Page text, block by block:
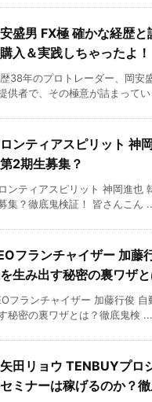
盛男 FX極 確かな経歴
入＆実践しちゃったよ！
38年のプロトレーダー、岡安
供者で、その極意が詰まって
ンティアスピリット 神
2期生募集？
ンティアスピリット 神岡進也
集？徹底鬼検証！ 皆さんこん
フランチャイザー 加藤
生み出す秘密の裏ワザと
フランチャイザー 加藤行俊 自
秘密の裏ワザとは？徹底鬼検 ...
田リョウ TENBUYプロ
ミナーは稼げるのか？徹